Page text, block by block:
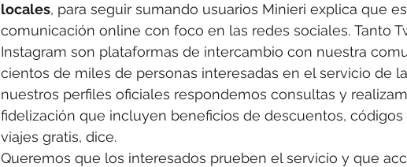
locales, para seguir sumando usuarios Minieri explica que
comunicación online con foco en las redes sociales. Tanto
Instagram son plataformas de intercambio con nuestra
cientos de miles de personas interesadas en el servicio de
nuestros perfiles oficiales respondemos consultas y
fidelización que incluyen beneficios de descuentos,
viajes gratis, dice.
Queremos que los interesados prueben el servicio y que